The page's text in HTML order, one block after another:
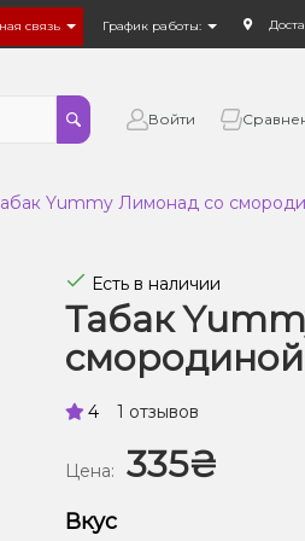
связь График работы:
Войти
Yummy Лимонад со
Есть в наличии
Табак
смородиной
4 1 отзывов
Цена: 335₴
Вкус